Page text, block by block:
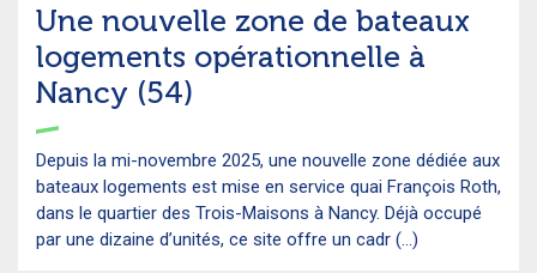
Une nouvelle zone de bateaux
logements opérationnelle à
Nancy (54)
Depuis la mi-novembre 2025, une nouvelle zone dédiée aux
bateaux logements est mise en service quai François Roth,
dans le quartier des Trois-Maisons à Nancy. Déjà occupé
par une dizaine d’unités, ce site offre un cadr (...)